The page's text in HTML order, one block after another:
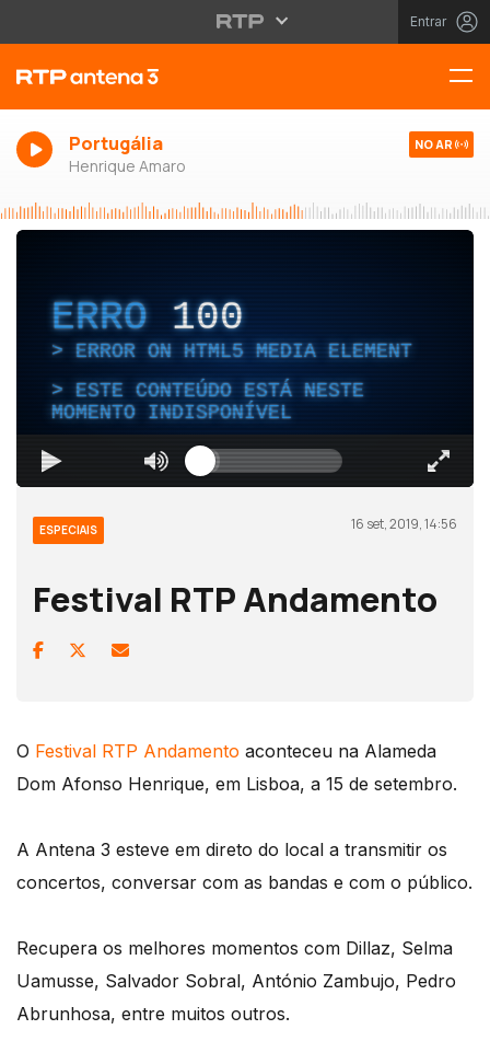
Entrar
Portugália
Henrique Amaro
NO AR
ERRO 100
ERROR ON HTML5 MEDIA ELEMENT
ESTE CONTEÚDO ESTÁ NESTE
MOMENTO INDISPONÍVEL
ESPECIAIS 16 set, 2019, 14:56
Festival RTP Andamento
O Festival RTP Andamento aconteceu na Alameda
Dom Afonso Henrique, em Lisboa, a 15 de setembro.
A Antena 3 esteve em direto do local a transmitir os
concertos, conversar com as bandas e com o público.
Recupera os melhores momentos com Dillaz, Selma
Uamusse, Salvador Sobral, António Zambujo, Pedro
Abrunhosa, entre muitos outros.